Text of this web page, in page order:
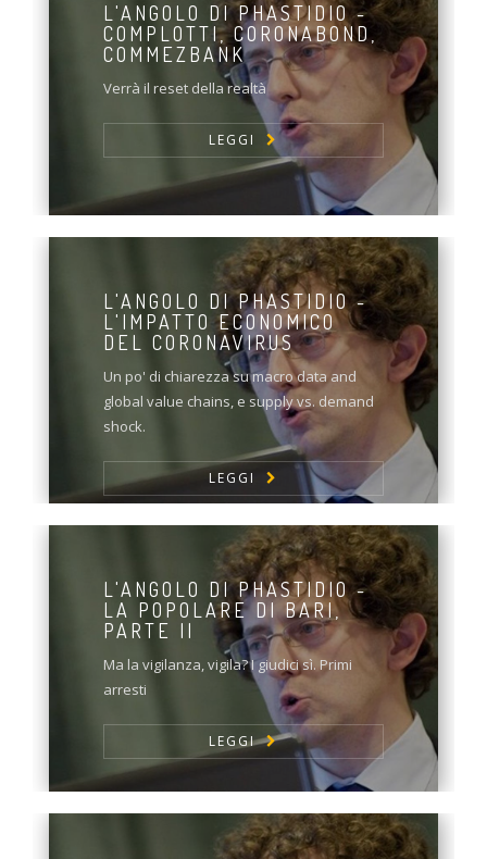
L'ANGOLO DI PHASTIDIO -
COMPLOTTI, CORONABOND,
COMMEZBANK
Verrà il reset della realtà
LEGGI
L'ANGOLO DI PHASTIDIO -
L'IMPATTO ECONOMICO
DEL CORONAVIRUS
Un po' di chiarezza su macro data and
global value chains, e supply vs. demand
shock.
LEGGI
L'ANGOLO DI PHASTIDIO -
LA POPOLARE DI BARI,
PARTE II
Ma la vigilanza, vigila? I giudici sì. Primi
arresti
LEGGI